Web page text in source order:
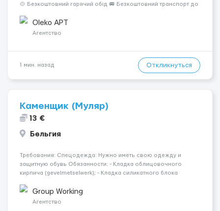
🍲 Безкоштовний гарячий обід 🚐 Безкоштовний транспорт до
зл/год брутто студенти до 26 років – 31,40 зл/год нетто 🕒
Oleko APT
Агентство
1 мин. назад Откликнуться
Каменщик (Муляр)
13 €
Бельгия
Требования: Спецодежда: Нужно иметь свою одежду и
защитную обувь Обязанности: - Кладка облицовочного
кирпича (gevelmetselwerk); - Кладка силикатного блока
Монтаж утеплителя; - Выполнение строительных работ
согласно проекту; ...
Group Working
Агентство